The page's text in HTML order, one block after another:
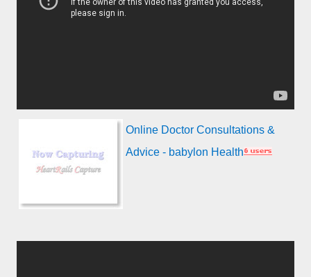
Online Doctor Consultations &
Advice - babylon Health